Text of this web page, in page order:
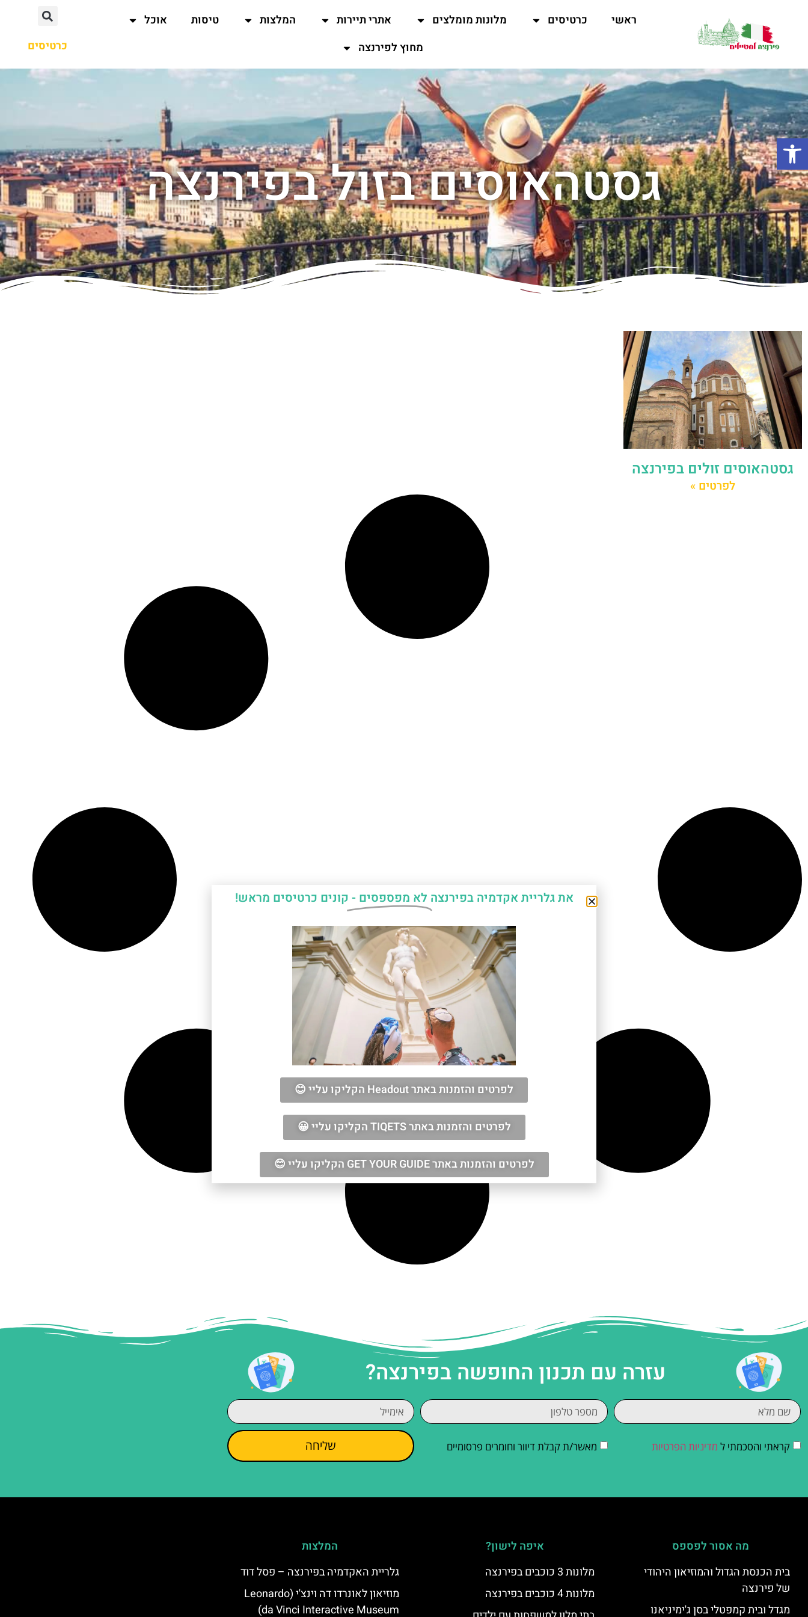
ראשי כרטיסים מלונות מומלצים אתרי תיירות המלצות טיסות
אוכל
מחוץ לפירנצה
כרטיסים
גסטהאוסים בזול בפירנצה
גסטהאוסים זולים בפירנצה
לפרטים »
עזרה עם תכנון החופשה בפירנצה?
קראתי והסכמתי ל מדיניות הפרטיות מאשר/ת קבלת דיוור וחומרים פרסומיים שליחה
מה אסור לפספס
בית הכנסת הגדול והמוזיאון היהודי
של פירנצה
מגדל ובית קמפטלי בסן ג'ימיניאנו
איפה לישון?
מלונות 3 כוכבים בפירנצה
מלונות 4 כוכבים בפירנצה
המלצות
גלריית האקדמיה בפירנצה – פסל דוד
מוזיאון לאונרדו דה וינצ'י (Leonardo
da Vinci Interactive Museum)
פתח סרגל נגישות
את גלריית אקדמיה בפירנצה לא מפספסים - קונים כרטיסים מראש!
לפרטים והזמנות באתר Headout הקליקו עליי 😊
לפרטים והזמנות באתר TIQETS הקליקו עליי 😀
לפרטים והזמנות באתר GET YOUR GUIDE הקליקו עליי 😊